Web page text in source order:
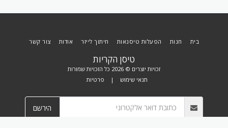
טיסן הקריות
זכויות יוצרים © 2026 כל הזכויות שמורות
תנאי שימוש | פרטיות
בית חנות הפעלות טיסנאות חיתוך לייזר אודות צור קשר
הירשם